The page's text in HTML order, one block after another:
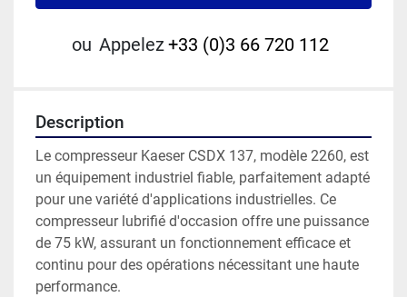
ou Appelez+33 (0)3 66 720 112
Description
Le compresseur Kaeser CSDX 137, modèle 2260, est
un équipement industriel fiable, parfaitement adapté
pour une variété d'applications industrielles. Ce
compresseur lubrifié d'occasion offre une puissance
de 75 kW, assurant un fonctionnement efficace et
continu pour des opérations nécessitant une haute
performance.